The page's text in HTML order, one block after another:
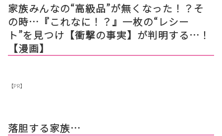
家族みんなの“高級品”が無くなった！？そ
の時…『これなに！？』一枚の“レシー
ト”を見つけ【衝撃の事実】が判明する…！
【漫画】
【PR】
落胆する家族…